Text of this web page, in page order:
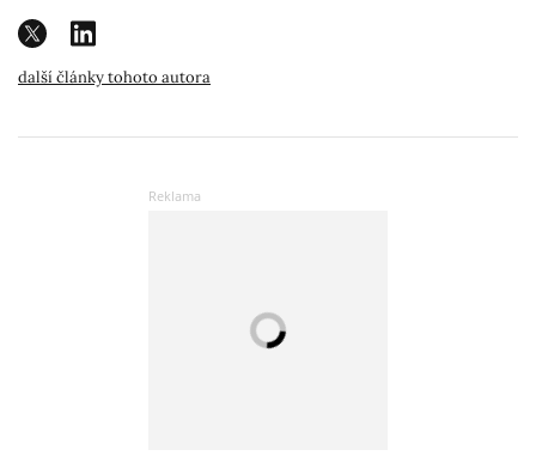
další články tohoto autora